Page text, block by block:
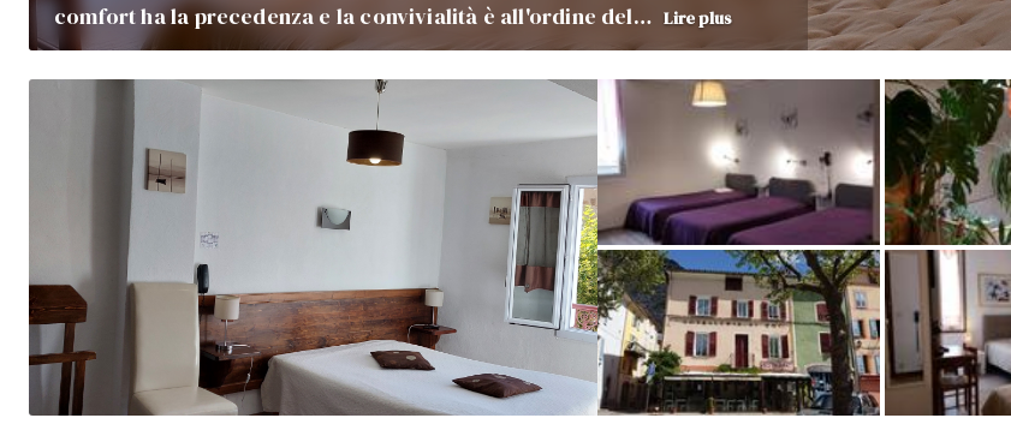
comfort ha la precedenza e la convivialità è all'ordine del… Lire plus